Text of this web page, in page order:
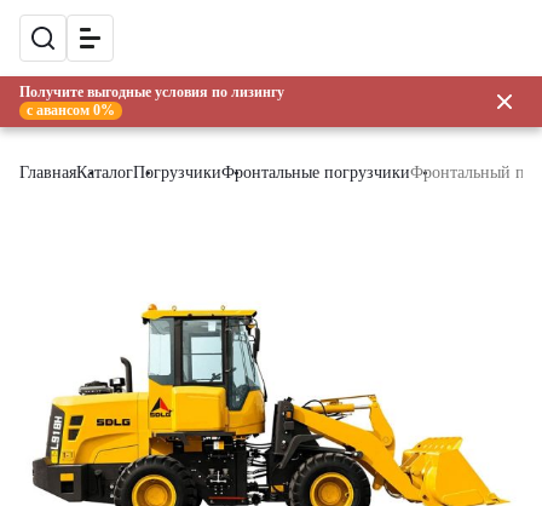
Получите выгодные условия по лизингу
с авансом 0%
ГлавнаяКаталогПогрузчикиФронтальные погрузчикиФронтальный